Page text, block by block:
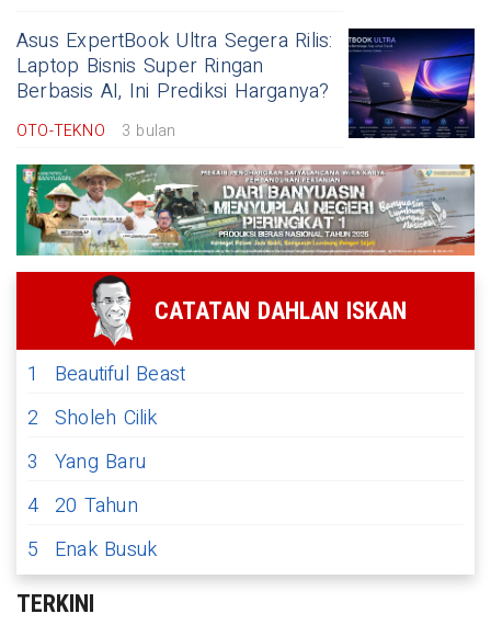
Asus ExpertBook Ultra Segera Rilis:
Laptop Bisnis Super Ringan
Berbasis AI, Ini Prediksi Harganya?
OTO-TEKNO 3 bulan
CATATAN DAHLAN ISKAN
1
Beautiful Beast
2 Sholeh Cilik
3
Yang Baru
4 20 Tahun
5
Enak Busuk
TERKINI